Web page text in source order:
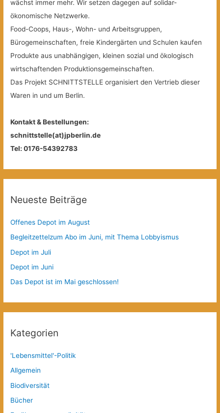
wächst immer mehr. Wir setzen dagegen auf solidar-
ökonomische Netzwerke.
Food-Coops, Haus-, Wohn- und Arbeitsgruppen,
Bürogemeinschaften, freie Kindergärten und Schulen kaufen
Produkte aus unabhängigen, kleinen sozial und ökologisch
wirtschaftenden Produktionsgemeinschaften.
Das Projekt SCHNITTSTELLE organisiert den Vertrieb dieser
Waren in und um Berlin.
Kontakt & Bestellungen:
schnittstelle(at)jpberlin.de
Tel: 0176-54392783
Neueste Beiträge
Offenes Depot im August
Begleitzettelzum Abo im Juni, mit Thema Lobbyismus
Depot im Juli
Depot im Juni
Das Depot ist im Mai geschlossen!
Kategorien
'Lebensmittel'-Politik
Allgemein
Biodiversität
Bücher